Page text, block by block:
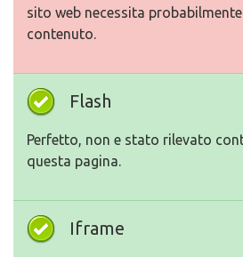
sito web necessita
contenuto.
Flash
Perfetto, non e stato rilevato
questa pagina.
Iframe